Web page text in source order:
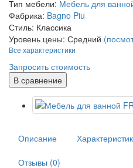
Тип мебели: Мебель для
Фабрика: Bagno Piu
Стиль: Классика
Уровень цены: Средний
Все характеристики
Запросить стоимость
В сравнение
Описание
Отзывы (0)